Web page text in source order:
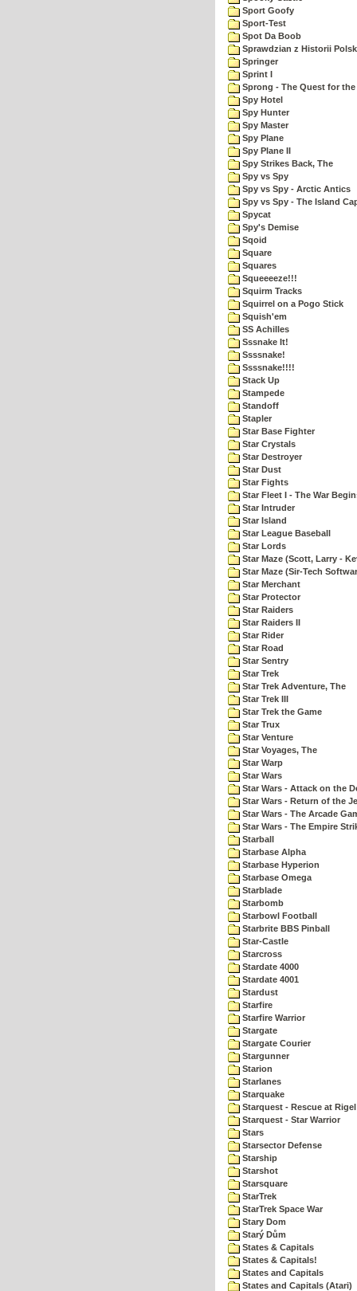
Sport Goofy
Sport-Test
Spot Da Boob
Sprawdzian z Historii
Springer
Sprint I
Sprong - The Quest for
Spy Hotel
Spy Hunter
Spy Master
Spy Plane
Spy Plane II
Spy Strikes Back, The
Spy vs Spy
Spy vs Spy - Arctic Antics
Spy vs Spy - The Island
Spycat
Spy's Demise
Sqoid
Square
Squares
Squeeeeze!!!
Squirm Tracks
Squirrel on a Pogo Stick
Squish'em
SS Achilles
Sssnake It!
Ssssnake!
Ssssnake!!!!
Stack Up
Stampede
Standoff
Stapler
Star Base Fighter
Star Crystals
Star Destroyer
Star Dust
Star Fights
Star Fleet I - The War
Star Intruder
Star Island
Star League Baseball
Star Lords
Star Maze (Scott, Larry -
Star Maze (Sir-Tech
Star Merchant
Star Protector
Star Raiders
Star Raiders II
Star Rider
Star Road
Star Sentry
Star Trek
Star Trek Adventure, The
Star Trek III
Star Trek the Game
Star Trux
Star Venture
Star Voyages, The
Star Warp
Star Wars
Star Wars - Attack on the
Star Wars - Return of the
Star Wars - The Arcade
Star Wars - The Empire
Starball
Starbase Alpha
Starbase Hyperion
Starbase Omega
Starblade
Starbomb
Starbowl Football
Starbrite BBS Pinball
Star-Castle
Starcross
Stardate 4000
Stardate 4001
Stardust
Starfire
Starfire Warrior
Stargate
Stargate Courier
Stargunner
Starion
Starlanes
Starquake
Starquest - Rescue at Rigel
Starquest - Star Warrior
Stars
Starsector Defense
Starship
Starshot
Starsquare
StarTrek
StarTrek Space War
Stary Dom
Starý Dům
States & Capitals
States & Capitals!
States and Capitals
States and Capitals (Atari)